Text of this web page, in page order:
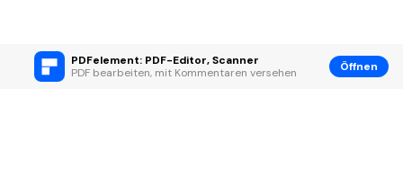
PDFelement: PDF-Editor, Scanner
PDF bearbeiten, mit Kommentaren versehen
Öffnen